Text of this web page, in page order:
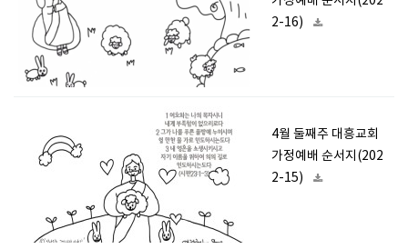
2-16)
4월 둘째주 대흥교회
가정예배 순서지(202
2-15)